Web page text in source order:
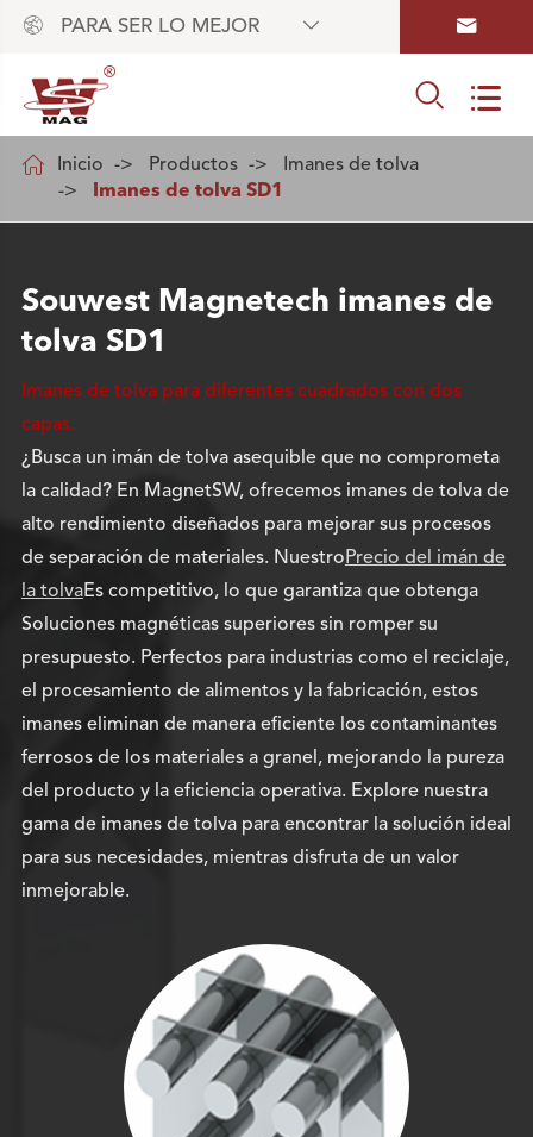
 PARA SER LO MEJOR  
 
 Inicio Productos
Imanes de tolva
Imanes de tolva SD1
Souwest Magnetech imanes de
tolva SD1
Imanes de tolva para diferentes cuadrados con dos
capas.
¿Busca un imán de tolva asequible que no comprometa
la calidad? En MagnetSW, ofrecemos imanes de tolva de
alto rendimiento diseñados para mejorar sus procesos
de separación de materiales. Nuestro Precio del imán de
la tolvaEs competitivo, lo que garantiza que obtenga
Soluciones magnéticas superiores sin romper su
presupuesto. Perfectos para industrias como el reciclaje,
el procesamiento de alimentos y la fabricación, estos
imanes eliminan de manera eficiente los contaminantes
ferrosos de los materiales a granel, mejorando la pureza
del producto y la eficiencia operativa. Explore nuestra
gama de imanes de tolva para encontrar la solución ideal
para sus necesidades, mientras disfruta de un valor
inmejorable.